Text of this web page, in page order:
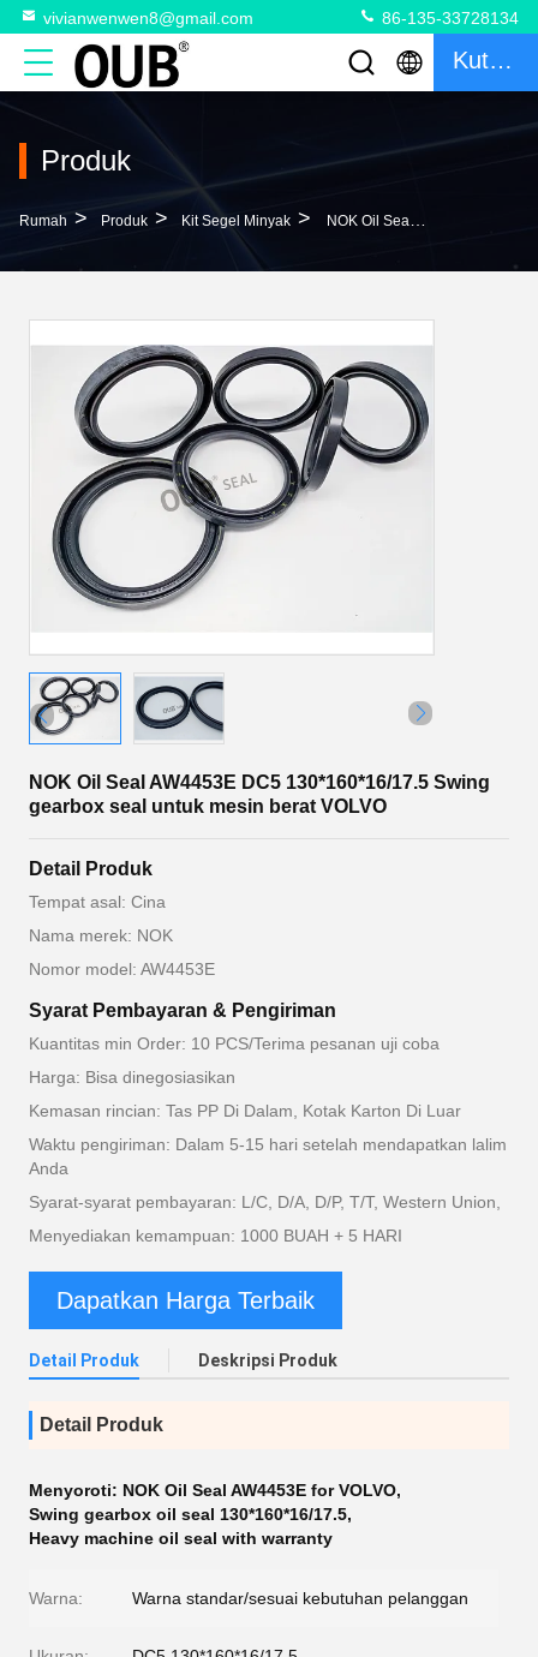
vivianwenwen8@gmail.com 86-135-33728134
Kutipan
Produk
Rumah > Produk > Kit Segel Minyak > NOK Oil Seal AW4453E DC5 130*160*16/17.5 Swing Gearbox Seal Untuk Mesin Berat VOLVO
NOK Oil Seal AW4453E DC5 130*160*16/17.5 Swing
gearbox seal untuk mesin berat VOLVO
Detail Produk
Tempat asal: Cina
Nama merek: NOK
Nomor model: AW4453E
Syarat Pembayaran & Pengiriman
Kuantitas min Order: 10 PCS/Terima pesanan uji coba
Harga: Bisa dinegosiasikan
Kemasan rincian: Tas PP Di Dalam, Kotak Karton Di Luar
Waktu pengiriman: Dalam 5-15 hari setelah mendapatkan lalim
Anda
Syarat-syarat pembayaran: L/C, D/A, D/P, T/T, Western Union,
Menyediakan kemampuan: 1000 BUAH + 5 HARI
Dapatkan Harga Terbaik
Detail Produk Deskripsi Produk
Detail Produk
Menyoroti: NOK Oil Seal AW4453E for VOLVO,
Swing gearbox oil seal 130*160*16/17.5,
Heavy machine oil seal with warranty
Warna: Warna standar/sesuai kebutuhan pelanggan